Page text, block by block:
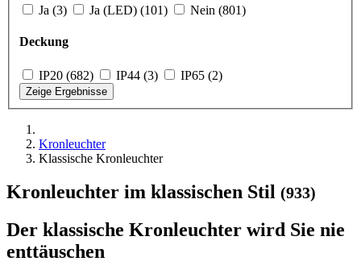
Ja (3) Ja (LED) (101) Nein (801)
Deckung
IP20 (682) IP44 (3) IP65 (2)
Zeige Ergebnisse
Kronleuchter
Klassische Kronleuchter
Kronleuchter im klassischen Stil (933)
Der klassische Kronleuchter wird Sie nie
enttäuschen